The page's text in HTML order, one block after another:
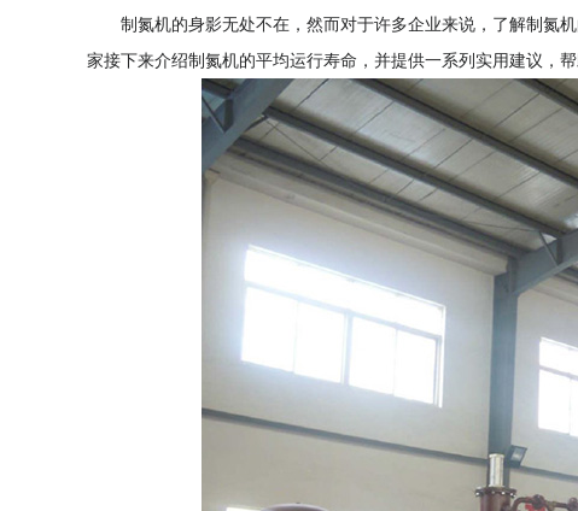
制氮机的身影无处不在，然而对于许多企业来说，了解制氮
家接下来介绍制氮机的平均运行寿命，并提供一系列实用建议，